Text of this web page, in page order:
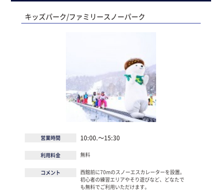
キッズパーク/ファミリースノーパーク
営業時間 10:00.～15:30
利用料金 無料
コメント
西館前に70mのスノーエスカレーターを設置。
初心者の練習エリアやそり遊びなど、どなたで
も無料でご利用いただけます。